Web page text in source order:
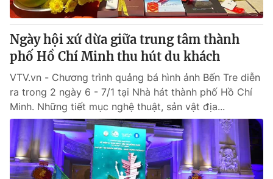
Ngày hội xứ dừa giữa trung tâm thành
phố Hồ Chí Minh thu hút du khách
VTV.vn - Chương trình quảng bá hình ảnh Bến Tre diễn
ra trong 2 ngày 6 - 7/1 tại Nhà hát thành phố Hồ Chí
Minh. Những tiết mục nghệ thuật, sản vật địa...